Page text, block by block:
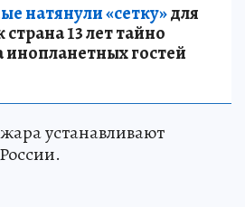
натянули «сетку»для
13 лет тайно
инопланетных гостей
устанавливают